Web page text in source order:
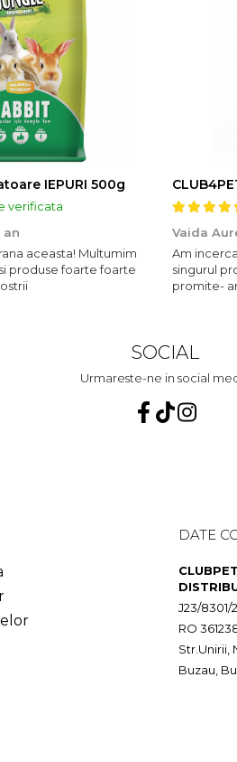
IEPURI 500g
verificata
an
aceasta! Multumim
produse foarte foarte
Vaida
Am
singurul
promite-
SOCIAL
Urmareste-ne in social
DATE
J23/8301/
RO
Str.Unirii,
Buzau,